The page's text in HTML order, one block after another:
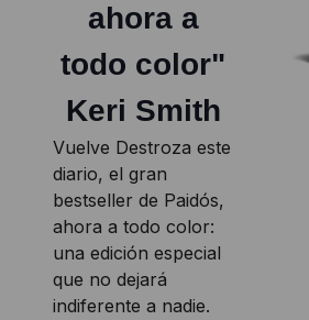
ahora a
todo color"
Keri Smith
Vuelve Destroza este
diario, el gran
bestseller de Paidós,
ahora a todo color:
una edición especial
que no dejará
indiferente a nadie.